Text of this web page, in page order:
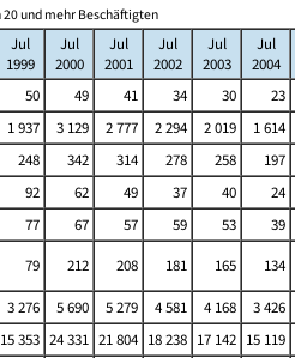
und mehr Beschäftigten
Jul
1999
Jul
2000
Jul
2001
Jul
2002
Jul
2003
Jul
2004
50 49 41 34 30 23
1 937 3 129 2 777 2 294 2 019 1 614
248 342 314 278 258 197
92 62 49 37 40 24
77 67 57 59 53 39
79 212 208 181 165 134
3 276 5 690 5 279 4 581 4 168 3 426
15 353 24 331 21 804 18 238 17 142 15 119